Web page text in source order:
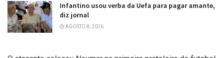
Infantino usou verba da Uefa para pagar amante,
diz jornal
AGOSTO 8, 2026